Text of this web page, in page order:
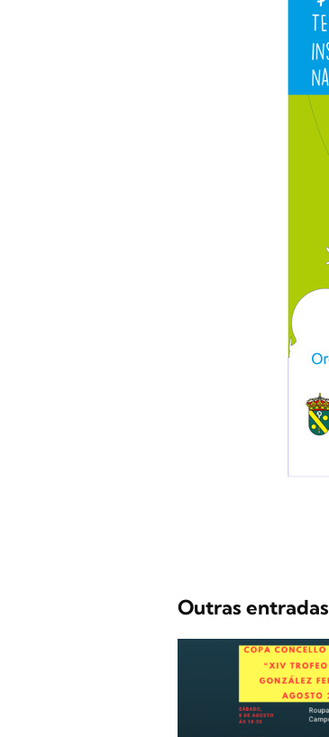
Outras entradas